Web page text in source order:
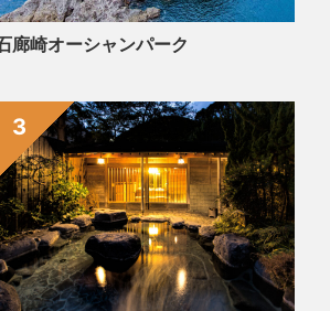
廊崎オーシャンパーク
3